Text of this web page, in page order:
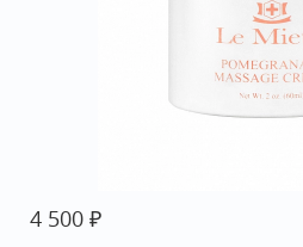
4 500 ₽